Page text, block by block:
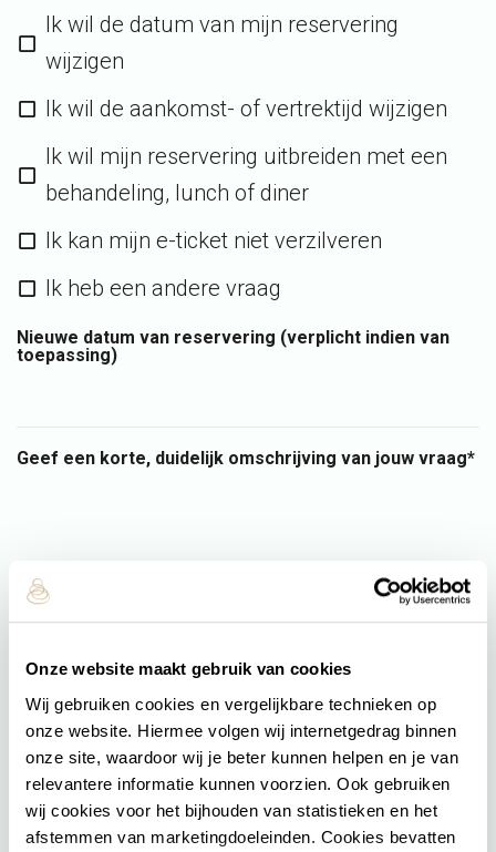
Onze website maakt gebruik van cookies
Wij gebruiken cookies en vergelijkbare technieken op
onze website. Hiermee volgen wij internetgedrag binnen
onze site, waardoor wij je beter kunnen helpen en je van
relevantere informatie kunnen voorzien. Ook gebruiken
wij cookies voor het bijhouden van statistieken en het
afstemmen van marketingdoeleinden. Cookies bevatten
Ik wil de datum van mijn reservering
wijzigen
Ik wil de aankomst- of vertrektijd wijzigen
Ik wil mijn reservering uitbreiden met een
behandeling, lunch of diner
Ik kan mijn e-ticket niet verzilveren
Ik heb een andere vraag
Nieuwe datum van reservering (verplicht indien van
toepassing)
Geef een korte, duidelijk omschrijving van jouw vraag*